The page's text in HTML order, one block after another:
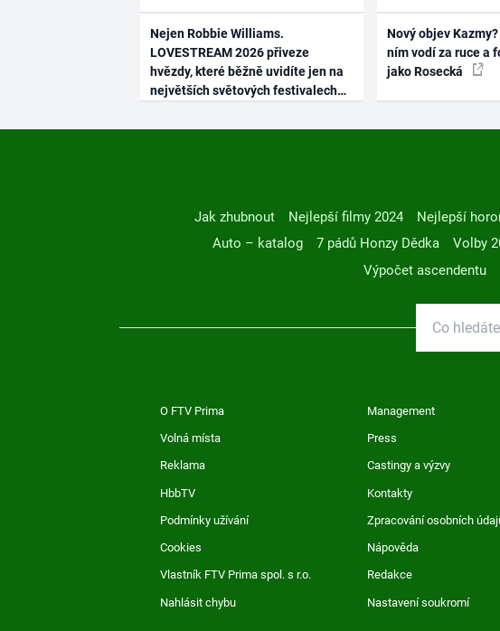
Nejen Robbie Williams.
LOVESTREAM 2026 přiveze
hvězdy, které běžně uvidíte jen na
největších světových festivalech
Nový objev
ním vodí za ruce a
jako Rosecká
Jak zhubnout Nejlepší filmy 2024 Nejlepší
Auto – katalog
7 pádů Honzy Dědka Volby
Výpočet ascendentu
O FTV Prima Management
Volná místa Press
Reklama Castingy a výzvy
HbbTV Kontakty
Podmínky užívání Zpracování osobních
Cookies Nápověda
Vlastník FTV Prima spol. s r.o. Redakce
Nahlásit chybu Nastavení soukromí